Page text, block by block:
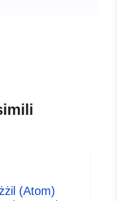
(Atom)